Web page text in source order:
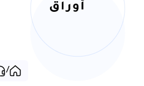
/